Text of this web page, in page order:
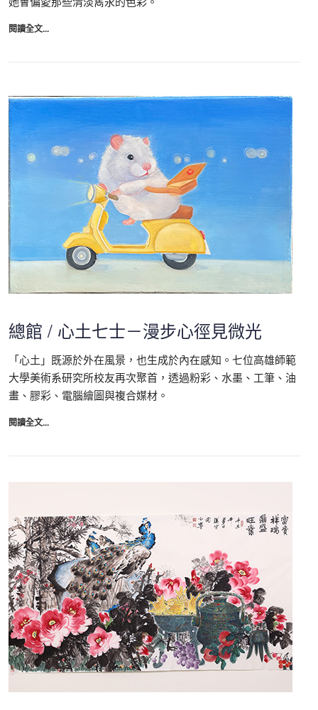
閱讀全文...
總館 / 心土七士－漫步心徑見微光
「心土」既源於外在風景，也生成於內在感知。七位高雄師範
大學美術系研究所校友再次聚首，透過粉彩、水墨、工筆、油
畫、膠彩、電腦繪圖與複合媒材。
閱讀全文...